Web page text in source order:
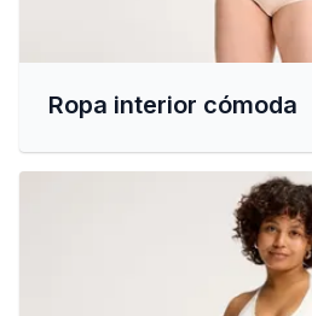
Ropa interior cómoda